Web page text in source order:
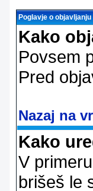
Poglavje o objavljanju
Kako
Povsem
Pred
Nazaj na
Kako
V
brišeš le